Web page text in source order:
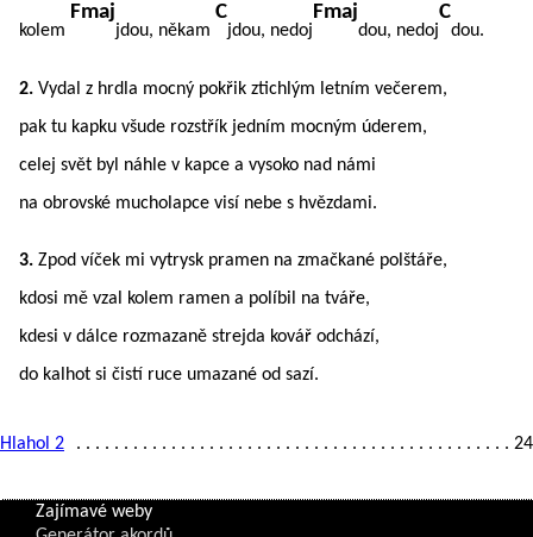
kolem
Fmaj
jdou, někam
C
jdou, nedoj
Fmaj
dou, nedoj
C
dou.
2. Vydal z hrdla mocný pokřik ztichlým letním večerem,
pak tu kapku všude rozstřík jedním mocným úderem,
celej svět byl náhle v kapce a vysoko nad námi
na obrovské mucholapce visí nebe s hvězdami.
3. Zpod víček mi vytrysk pramen na zmačkané polštáře,
kdosi mě vzal kolem ramen a políbil na tváře,
kdesi v dálce rozmazaně strejda kovář odchází,
do kalhot si čistí ruce umazané od sazí.
Hlahol 2 24
Zajímavé weby